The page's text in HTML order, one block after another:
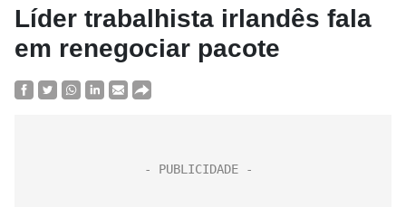
Líder trabalhista irlandês fala
em renegociar pacote